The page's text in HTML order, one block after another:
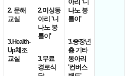
2. 문해
교실
3.Health-
Up체조
교실
2.미싱동
아리 '니
나노 봉
틀이'
3.무료
경로식
아리 '니
나노 봉
틀이'
3.중장년
층 기타
동아리
'컨버스